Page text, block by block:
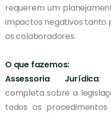
requerem um
impactos negativos tanto
os colaboradores.
O que fazemos:
Assessoria Jurídica:
completa sobre a
todos os